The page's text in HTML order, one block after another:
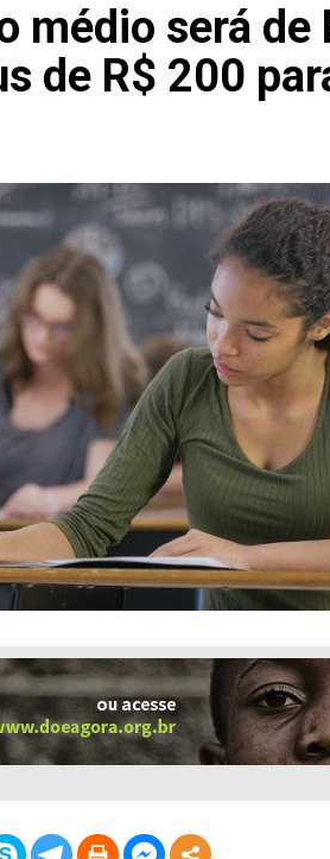
Cidades
Cultura
Fama e TV
Justiça
Mundo
Política
Saúde
médio será de
de R$ 200